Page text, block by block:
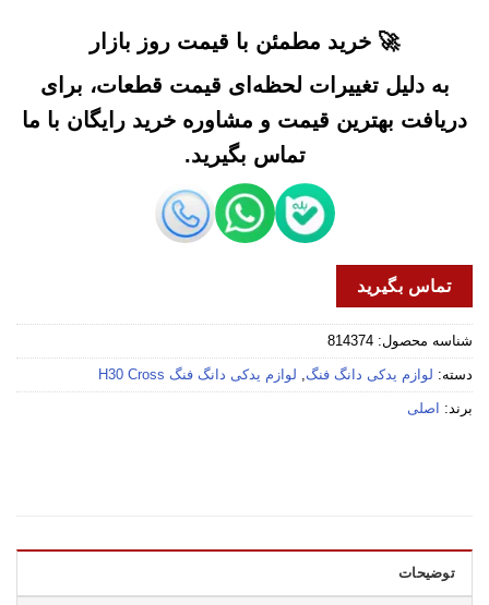
🚀 خرید مطمئن با قیمت روز بازار
به دلیل تغییرات لحظه‌ای قیمت قطعات، برای
دریافت بهترین قیمت و مشاوره خرید رایگان با ما
تماس بگیرید.
تماس بگیرید
شناسه محصول: 814374
دسته: لوازم یدکی دانگ فنگ, لوازم یدکی دانگ فنگ H30 Cross
برند: اصلی
توضیحات